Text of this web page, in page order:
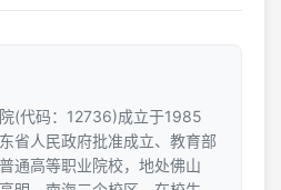
(代码：12736)成立于1985
省人民政府批准成立、教育部
通高等职业院校，地处佛山